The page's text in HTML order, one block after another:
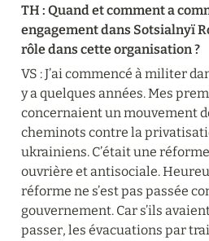
TH : Quand et comment a
engagement dans Sotsialnyï
rôle dans cette organisation ?
VS : J’ai commencé à militer
y a quelques années. Mes
concernaient un mouvement
cheminots contre la
ukrainiens. C’était une
ouvrière et antisociale.
réforme ne s’est pas passée
gouvernement. Car s’ils
passer, les évacuations par